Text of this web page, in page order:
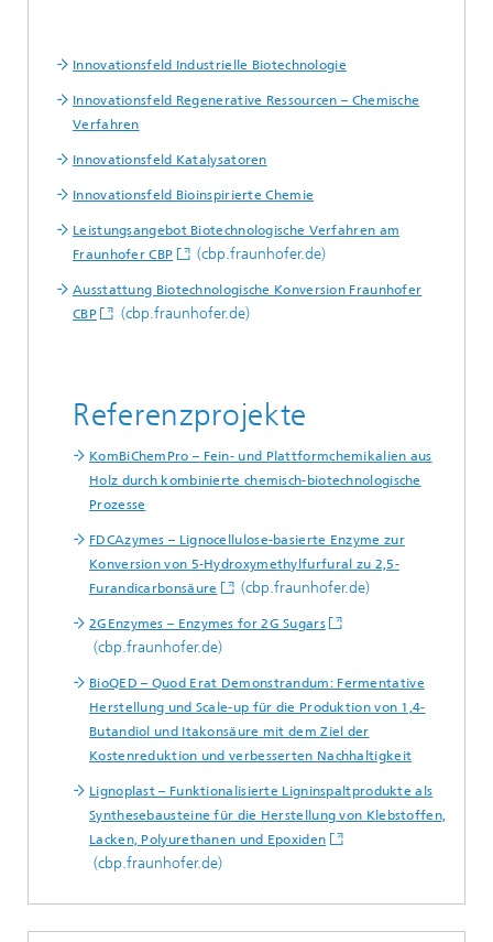
Innovationsfeld Industrielle Biotechnologie
Innovationsfeld Regenerative Ressourcen – Chemische
Verfahren
Innovationsfeld Katalysatoren
Innovationsfeld Bioinspirierte Chemie
Leistungsangebot Biotechnologische Verfahren am
Fraunhofer CBP
(cbp.fraunhofer.de)
Ausstattung Biotechnologische Konversion Fraunhofer
CBP
(cbp.fraunhofer.de)
Referenzprojekte
KomBiChemPro – Fein- und Plattformchemikalien aus
Holz durch kombinierte chemisch-biotechnologische
Prozesse
FDCAzymes – Lignocellulose-basierte Enzyme zur
Konversion von 5-Hydroxymethylfurfural zu 2,5-
Furandicarbonsäure
(cbp.fraunhofer.de)
2GEnzymes – Enzymes for 2G Sugars
(cbp.fraunhofer.de)
BioQED – Quod Erat Demonstrandum: Fermentative
Herstellung und Scale-up für die Produktion von 1,4-
Butandiol und Itakonsäure mit dem Ziel der
Kostenreduktion und verbesserten Nachhaltigkeit
Lignoplast – Funktionalisierte Ligninspaltprodukte als
Synthesebausteine für die Herstellung von Klebstoffen,
Lacken, Polyurethanen und Epoxiden
(cbp.fraunhofer.de)